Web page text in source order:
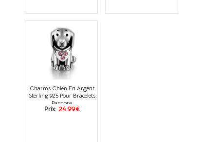
Charms Chien En Argent
Sterling 925 Pour Bracelets
Pandora
Prix: 24.99€